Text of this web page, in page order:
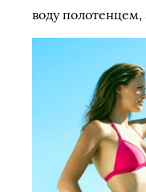
воду полотенцем,